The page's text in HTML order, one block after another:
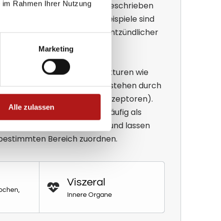
Rahmen Ihrer Nutzung
Marketing
Alle zulassen
drückend oder ziehend beschrieben
schwer exakt lokalisieren. Beispiele sind
im Rahmen entzündlicher
hingegen gehen von Strukturen wie
oder Gelenken aus. Sie entstehen durch
Schmerzrezeptoren (Nozizeptoren).
werden sie häufig als
brennend wahrgenommen und lassen
Bereich zuordnen.
Viszeral
Innere Organe